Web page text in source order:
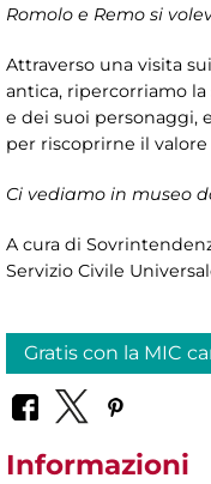
Romolo e Remo si
Attraverso una visita
antica, ripercorriamo
e dei suoi personaggi,
per riscoprirne il
Ci vediamo in museo
A cura di
Servizio Civile
Gratis con la MIC
Informazioni